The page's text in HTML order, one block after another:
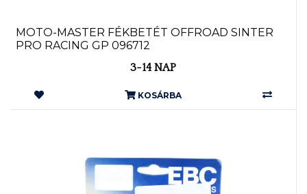
MOTO-MASTER FÉKBETÉT OFFROAD SINTER
PRO RACING GP 096712
3-14 NAP
KOSÁRBA